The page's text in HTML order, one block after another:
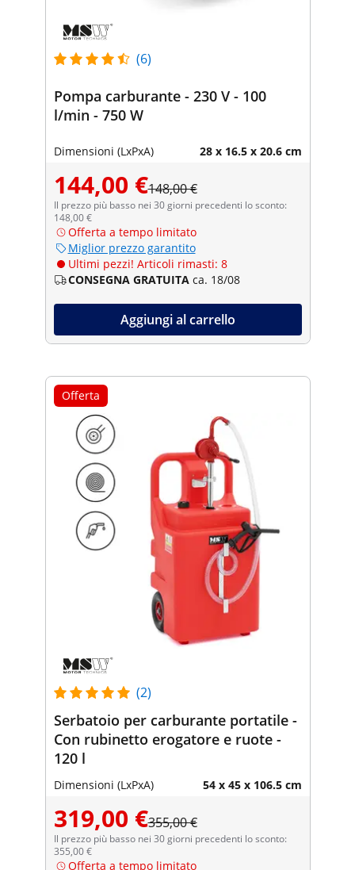
(6)
Pompa carburante - 230 V - 100
l/min - 750 W
Dimensioni (LxPxA) 28 x 16.5 x 20.6 cm
144,00 €148,00 €
Il prezzo più basso nei 30 giorni precedenti lo sconto:
148,00 €
Offerta a tempo limitato
Miglior prezzo garantito
Ultimi pezzi! Articoli rimasti: 8
CONSEGNA GRATUITA ca. 18/08
Aggiungi al carrello
Offerta
(2)
Serbatoio per carburante portatile -
Con rubinetto erogatore e ruote -
120 l
Dimensioni (LxPxA) 54 x 45 x 106.5 cm
319,00 €355,00 €
Il prezzo più basso nei 30 giorni precedenti lo sconto:
355,00 €
Offerta a tempo limitato